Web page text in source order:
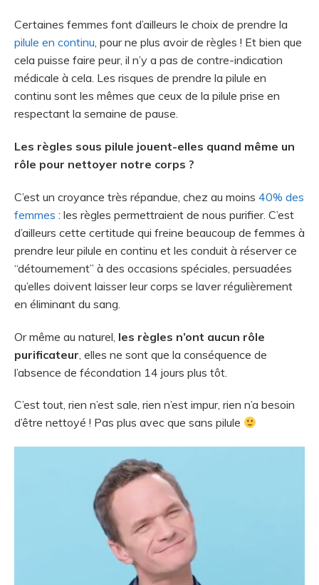
Certaines femmes font d’ailleurs le choix de prendre la
pilule en continu, pour ne plus avoir de règles ! Et bien que
cela puisse faire peur, il n’y a pas de contre-indication
médicale à cela. Les risques de prendre la pilule en
continu sont les mêmes que ceux de la pilule prise en
respectant la semaine de pause.
Les règles sous pilule jouent-elles quand même un
rôle pour nettoyer notre corps ?
C’est un croyance très répandue, chez au moins 40% des
femmes : les règles permettraient de nous purifier. C’est
d’ailleurs cette certitude qui freine beaucoup de femmes à
prendre leur pilule en continu et les conduit à réserver ce
“détournement” à des occasions spéciales, persuadées
qu’elles doivent laisser leur corps se laver régulièrement
en éliminant du sang.
Or même au naturel, les règles n’ont aucun rôle
purificateur , elles ne sont que la conséquence de
l’absence de fécondation 14 jours plus tôt.
C’est tout, rien n’est sale, rien n’est impur, rien n’a besoin
d’être nettoyé ! Pas plus avec que sans pilule